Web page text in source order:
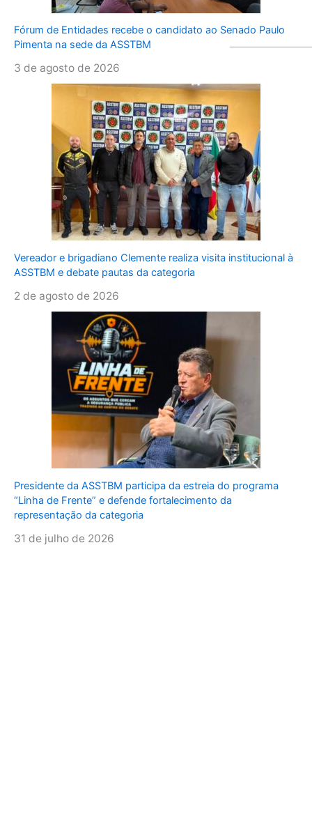
Fórum de Entidades recebe o candidato ao Senado Paulo
Pimenta na sede da ASSTBM
3 de agosto de 2026
Vereador e brigadiano Clemente realiza visita institucional à
ASSTBM e debate pautas da categoria
2 de agosto de 2026
Presidente da ASSTBM participa da estreia do programa
“Linha de Frente” e defende fortalecimento da
representação da categoria
31 de julho de 2026